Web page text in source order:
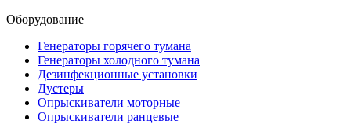
Оборудование
Генераторы горячего тумана
Генераторы холодного тумана
Дезинфекционные установки
Дустеры
Опрыскиватели моторные
Опрыскиватели ранцевые